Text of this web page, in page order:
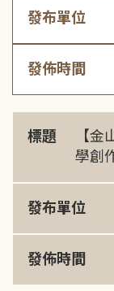
發布單位
發佈時間
標題
【
學創
發布單位
發佈時間